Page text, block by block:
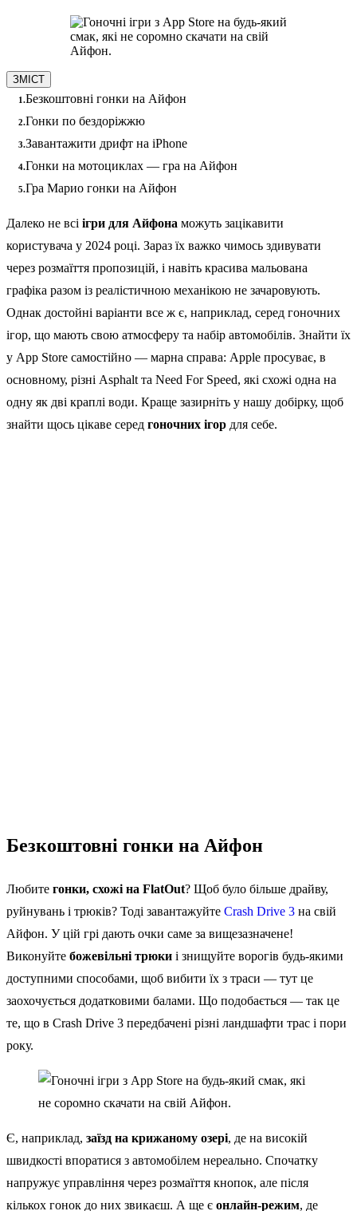
ЗМІСТ
Безкоштовні гонки на Айфон
Гонки по бездоріжжю
Завантажити дрифт на iPhone
Гонки на мотоциклах — гра на Айфон
Гра Марио гонки на Айфон
Далеко не всі ігри для Айфона можуть зацікавити
користувача у 2024 році. Зараз їх важко чимось здивувати
через розмаїття пропозицій, і навіть красива мальована
графіка разом із реалістичною механікою не зачаровують.
Однак достойні варіанти все ж є, наприклад, серед гоночних
ігор, що мають свою атмосферу та набір автомобілів. Знайти їх
у App Store самостійно — марна справа: Apple просуває, в
основному, різні Asphalt та Need For Speed, які схожі одна на
одну як дві краплі води. Краще зазирніть у нашу добірку, щоб
знайти щось цікаве серед гоночних ігор для себе.
Безкоштовні гонки на Айфон
Любите гонки, схожі на FlatOut? Щоб було більше драйву,
руйнувань і трюків? Тоді завантажуйте Crash Drive 3 на свій
Айфон. У цій грі дають очки саме за вищезазначене!
Виконуйте божевільні трюки і знищуйте ворогів будь-якими
доступними способами, щоб вибити їх з траси — тут це
заохочується додатковими балами. Що подобається — так це
те, що в Crash Drive 3 передбачені різні ландшафти трас і пори
року.
Є, наприклад, заїзд на крижаному озері, де на високій
швидкості впоратися з автомобілем нереально. Спочатку
напружує управління через розмаїття кнопок, але після
кількох гонок до них звикаєш. А ще є онлайн-режим, де